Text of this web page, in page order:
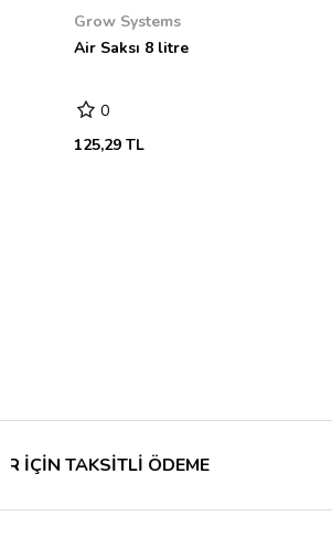
Grow Systems
Air Saksı 8 litre
0
125,29 TL
ÖDEME